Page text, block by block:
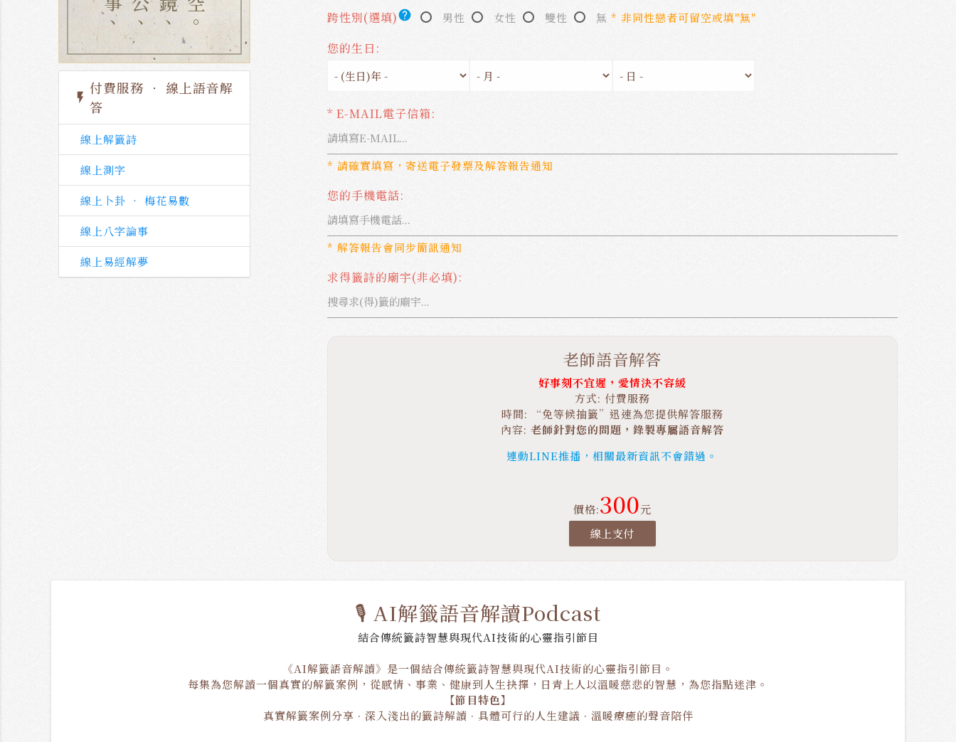
flash_on
付費服務 ‧ 線上語音解
答
線上解籤詩
線上測字
線上卜卦 ‧ 梅花易數
線上八字論事
線上易經解夢
跨性別(選填)help 男性 女性 雙性 無 * 非同性戀者可留空或填"無"
您的生日:
* E-MAIL電子信箱:
* 請確實填寫，寄送電子發票及解答報告通知
您的手機電話:
* 解答報告會同步簡訊通知
求得籤詩的廟宇(非必填):
老師語音解答
好事刻不宜遲，愛情決不容緩
方式: 付費服務
時間: “免等候抽籤”迅速為您提供解答服務
內容: 老師針對您的問題，錄製專屬語音解答
連動LINE推播，相關最新資訊不會錯過。
價格:300元
線上支付
🎙️ AI解籤語音解讀Podcast
結合傳統籤詩智慧與現代AI技術的心靈指引節目
《AI解籤語音解讀》是一個結合傳統籤詩智慧與現代AI技術的心靈指引節目。
每集為您解讀一個真實的解籤案例，從感情、事業、健康到人生抉擇，日青上人以溫暖慈悲的智慧，為您指點迷津。
【節目特色】
真實解籤案例分享 · 深入淺出的籤詩解讀 · 具體可行的人生建議 · 溫暖療癒的聲音陪伴